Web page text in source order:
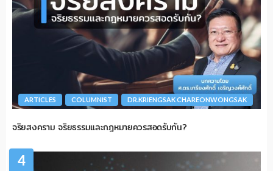
ARTICLES COLUMNIST DR.KRIENGSAK CHAREONWONGSAK
จริยสงคราม จริยธรรมและกฎหมายควรสอดรับกัน?
4